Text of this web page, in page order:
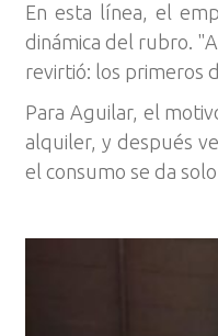
En esta línea, el
dinámica del rubro.
revirtió: los primeros
Para Aguilar, el
alquiler, y después
el consumo se da